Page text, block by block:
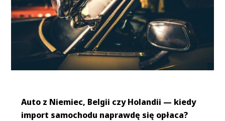
Auto z Niemiec, Belgii czy Holandii — kiedy
import samochodu naprawdę się opłaca?